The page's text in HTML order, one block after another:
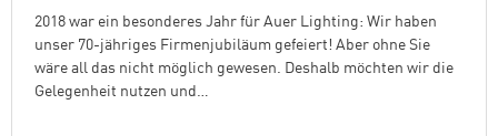
2018 war ein besonderes Jahr für Auer Lighting: Wir haben
unser 70-jähriges Firmenjubiläum gefeiert! Aber ohne Sie
wäre all das nicht möglich gewesen. Deshalb möchten wir die
Gelegenheit nutzen und…